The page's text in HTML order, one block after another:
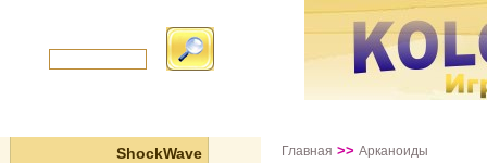
ShockWave
Главная >> Арканоиды